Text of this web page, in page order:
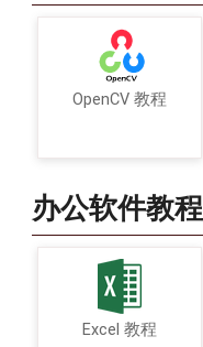
OpenCV 教程
办公软件教程
Excel 教程